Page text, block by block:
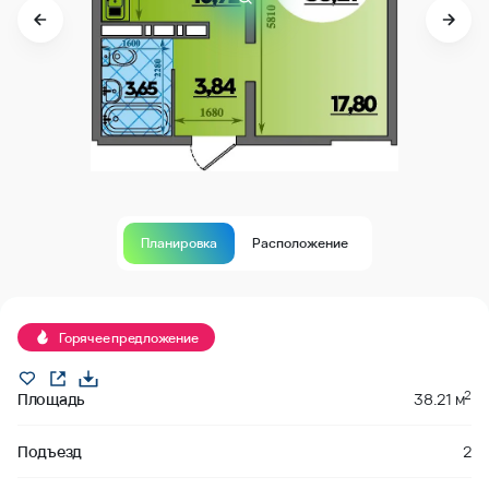
Планировка Расположение
Горячее предложение
Площадь 38.21 м2
Подъезд 2